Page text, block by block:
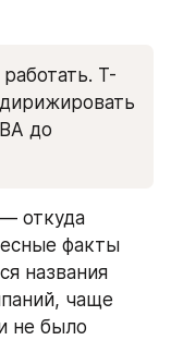
Т-
до
— откуда
факты
названия
чаще
не было